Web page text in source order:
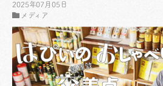
2025年07月05日
メディア